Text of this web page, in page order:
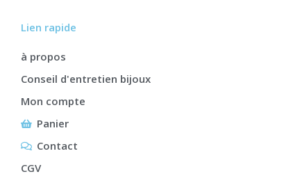
Lien rapide
à propos
Conseil d'entretien bijoux
Mon compte
Panier
Contact
CGV